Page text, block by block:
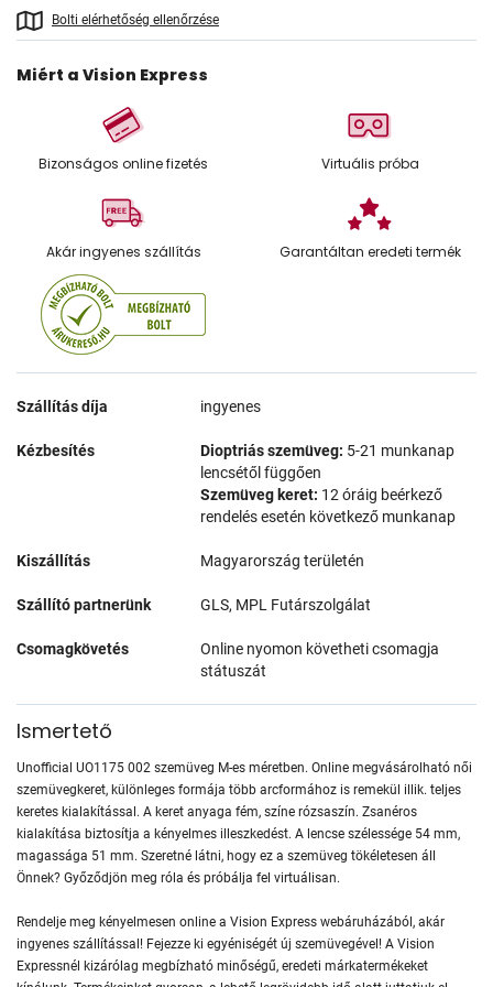
Bolti elérhetőség ellenőrzése
Miért a Vision Express
Bizonságos online fizetés Virtuális próba
Akár ingyenes szállítás Garantáltan eredeti termék
Szállítás díja ingyenes
Kézbesítés Dioptriás szemüveg: 5-21 munkanap
lencsétől függően
Szemüveg keret: 12 óráig beérkező
rendelés esetén következő munkanap
Kiszállítás Magyarország területén
Szállító partnerünk GLS, MPL Futárszolgálat
Csomagkövetés
Online nyomon követheti csomagja
státuszát
Ismertető
Unofficial UO1175 002 szemüveg M-es méretben. Online megvásárolható női
szemüvegkeret, különleges formája több arcformához is remekül illik. teljes
keretes kialakítással. A keret anyaga fém, színe rózsaszín. Zsanéros
kialakítása biztosítja a kényelmes illeszkedést. A lencse szélessége 54 mm,
magassága 51 mm. Szeretné látni, hogy ez a szemüveg tökéletesen áll
Önnek? Győződjön meg róla és próbálja fel virtuálisan.
Rendelje meg kényelmesen online a Vision Express webáruházából, akár
ingyenes szállítással! Fejezze ki egyéniségét új szemüvegével! A Vision
Expressnél kizárólag megbízható minőségű, eredeti márkatermékeket